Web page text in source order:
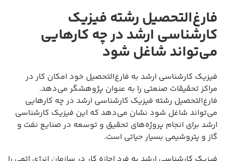
فارغ‌التحصیل رشته فیزیک
کارشناسی ارشد در چه کارهایی
می‌تواند شاغل شود
فیزیک کارشناسی ارشد به فارغ‌التحصیل خود امکان کار در
مراکز تحقیقات صنعتی را به عنوان پژوهشگر می‌دهد.
فارغ‌التحصیل رشته فیزیک کارشناسی ارشد در چه کارهایی
می‌تواند شاغل شود نشان می‌دهد که این فیزیک کارشناسی
ارشد برای انجام پروژه‌های تحقیق و توسعه در صنایع نفت و
گاز و پتروشیمی بسیار حیاتی است.